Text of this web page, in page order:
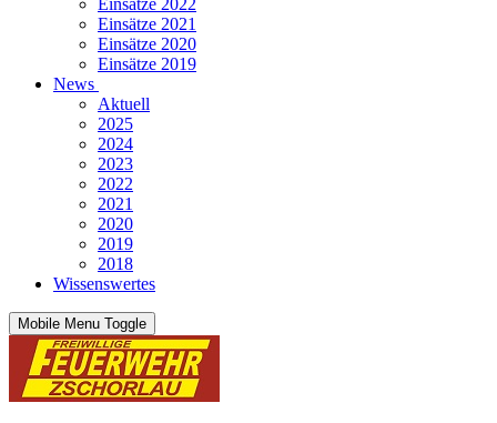
Einsätze 2022
Einsätze 2021
Einsätze 2020
Einsätze 2019
News
Aktuell
2025
2024
2023
2022
2021
2020
2019
2018
Wissenswertes
Mobile Menu Toggle